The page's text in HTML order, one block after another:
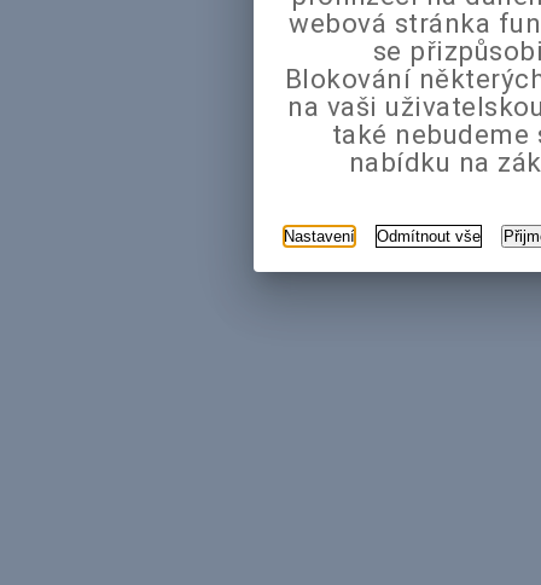
webová stránka
se
Blokování
na vaši
také
nabídku na
Nastavení Odmítnout vše